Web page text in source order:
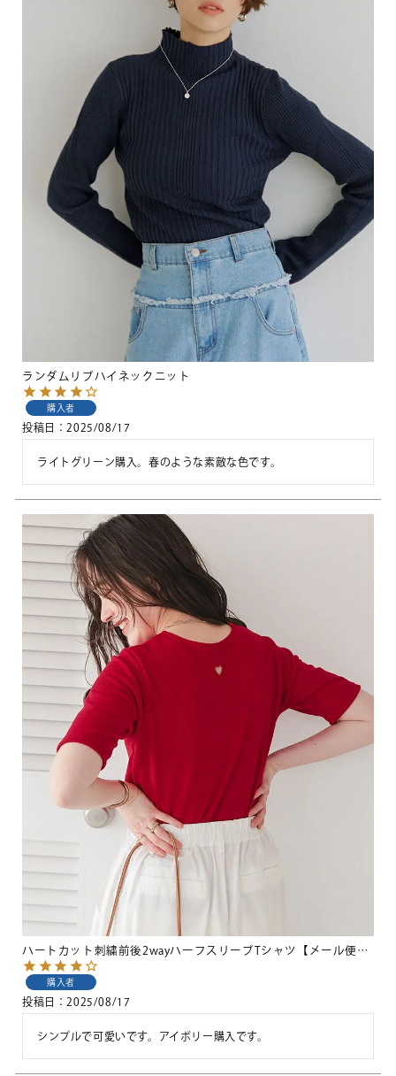
ランダムリブハイネックニット
購入者
投稿日 2025/08/17
ライトグリーン購入。春のような素敵な色です。
ハートカット刺繍前後2wayハーフスリーブTシャツ【メール便可／100】
購入者
投稿日 2025/08/17
シンプルで可愛いです。アイボリー購入です。